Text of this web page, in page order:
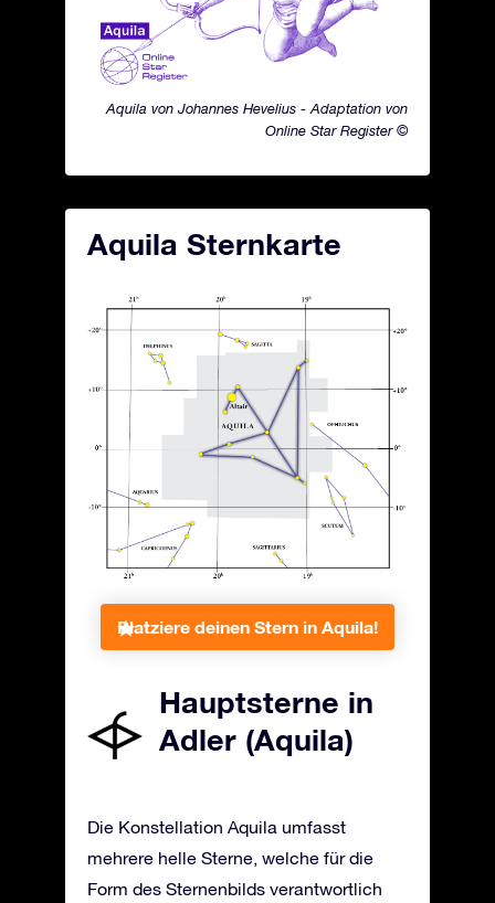
Aquila von Johannes Hevelius - Adaptation von
Online Star Register ©
Aquila Sternkarte
Platziere deinen Stern in Aquila!
Hauptsterne in
Adler (Aquila)
Die Konstellation Aquila umfasst
mehrere helle Sterne, welche für die
Form des Sternenbilds verantwortlich